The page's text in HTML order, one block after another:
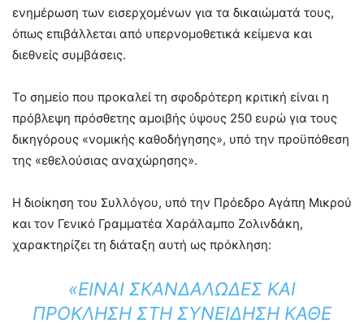
ενημέρωση των εισερχομένων για τα δικαιώματά τους,
όπως επιβάλλεται από υπερνομοθετικά κείμενα και
διεθνείς συμβάσεις.
Το σημείο που προκαλεί τη σφοδρότερη κριτική είναι η
πρόβλεψη πρόσθετης αμοιβής ύψους 250 ευρώ για τους
δικηγόρους «νομικής καθοδήγησης», υπό την προϋπόθεση
της «εθελούσιας αναχώρησης».
Η διοίκηση του Συλλόγου, υπό την Πρόεδρο Αγάπη Μικρού
και τον Γενικό Γραμματέα Χαράλαμπο Ζολινδάκη,
χαρακτηρίζει τη διάταξη αυτή ως πρόκληση:
«ΕΊΝΑΙ ΣΚΑΝΔΑΛΏΔΕΣ ΚΑΙ
ΠΡΌΚΛΗΣΗ ΣΤΗ ΣΥΝΕΊΔΗΣΗ ΚΆΘΕ